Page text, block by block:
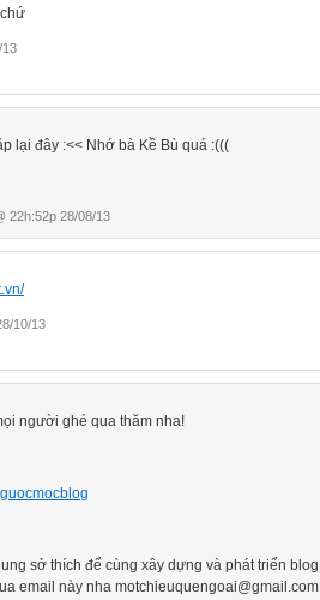
13
lại đây :<< Nhớ bà Kề Bù quá :(((
22h:52p 28/08/13
10/13
người ghé qua thăm nha!
sở thích để cùng xây dựng và phát triển blog
email này nha motchieuquengoai@gmail.com